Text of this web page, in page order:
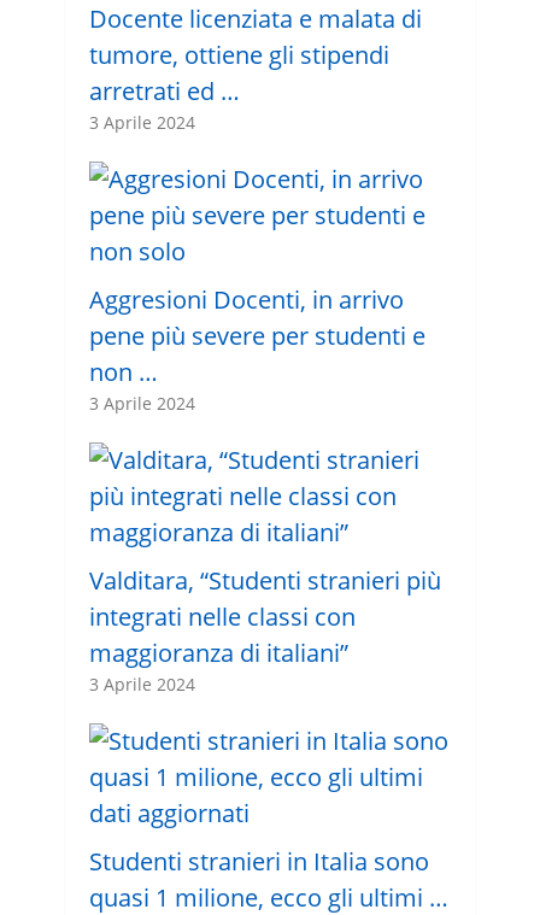
Docente licenziata e malata di
tumore, ottiene gli stipendi
arretrati ed …
3 Aprile 2024
Aggresioni Docenti, in arrivo
pene più severe per studenti e
non …
3 Aprile 2024
Valditara, “Studenti stranieri più
integrati nelle classi con
maggioranza di italiani”
3 Aprile 2024
Studenti stranieri in Italia sono
quasi 1 milione, ecco gli ultimi …